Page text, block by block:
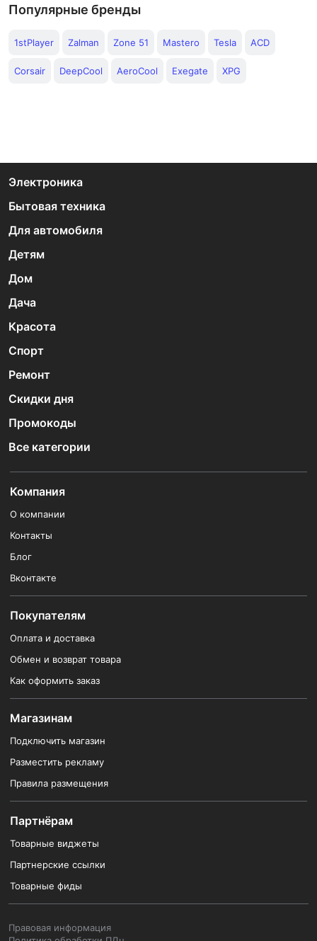
Популярные бренды
1stPlayer Zalman Zone 51 Mastero Tesla ACD
Corsair DeepCool AeroCool Exegate XPG
Электроника
Бытовая техника
Для автомобиля
Детям
Дом
Дача
Красота
Спорт
Ремонт
Скидки дня
Промокоды
Все категории
Компания
О компании
Контакты
Блог
Вконтакте
Покупателям
Оплата и доставка
Обмен и возврат товара
Как оформить заказ
Магазинам
Подключить магазин
Разместить рекламу
Правила размещения
Партнёрам
Товарные виджеты
Партнерские ссылки
Товарные фиды
Правовая информация